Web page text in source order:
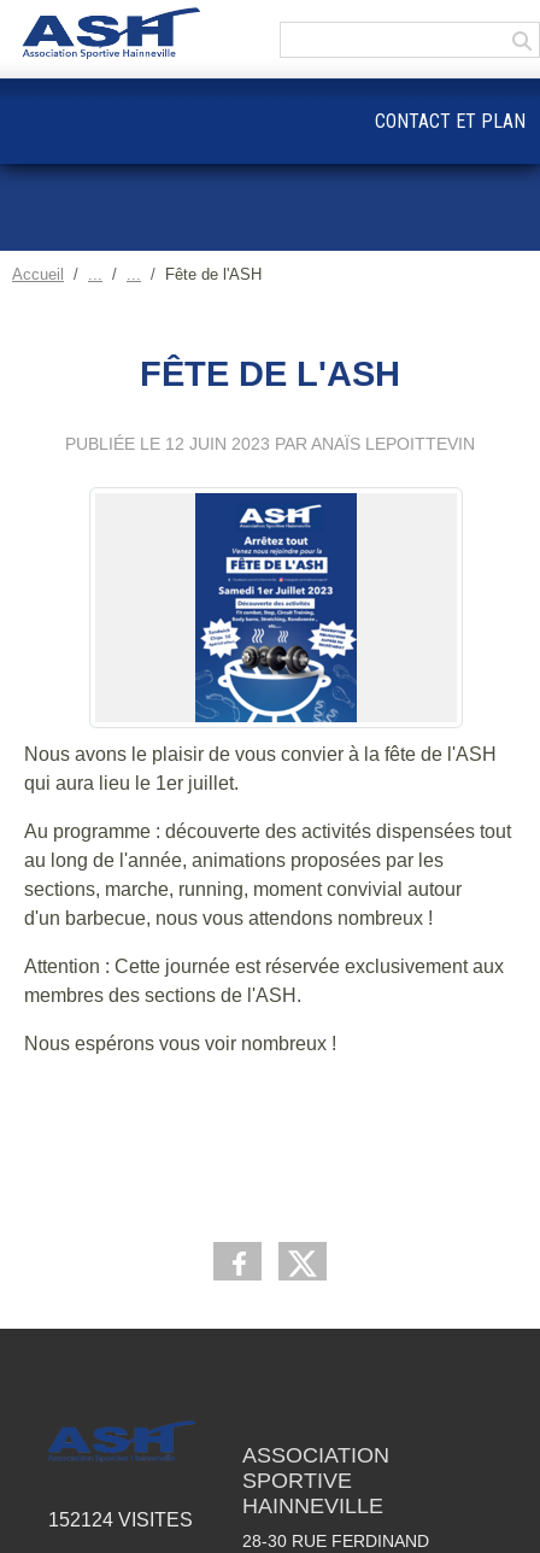
Accueil Fête de l'ASH
FÊTE DE L'ASH
PUBLIÉE LE 12 JUIN 2023 PAR ANAÏS LEPOITTEVIN
Nous avons le plaisir de vous convier à la fête de l'ASH
qui aura lieu le 1er juillet.
Au programme : découverte des activités dispensées tout
au long de l'année, animations proposées par les
sections, marche, running, moment convivial autour
d'un barbecue, nous vous attendons nombreux !
Attention : Cette journée est réservée exclusivement aux
membres des sections de l'ASH.
Nous espérons vous voir nombreux !
CONTACT ET PLAN
152124 VISITES
ASSOCIATION
SPORTIVE
HAINNEVILLE
28-30 RUE FERDINAND
Panneau de gestion des cookies